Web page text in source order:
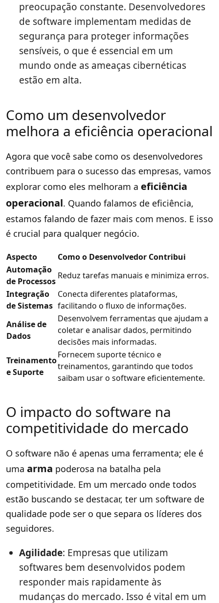
preocupação constante. Desenvolvedores
de software implementam medidas de
segurança para proteger informações
sensíveis, o que é essencial em um
mundo onde as ameaças cibernéticas
estão em alta.
Como um desenvolvedor
melhora a eficiência operacional
Agora que você sabe como os desenvolvedores
contribuem para o sucesso das empresas, vamos
explorar como eles melhoram a eficiência
operacional. Quando falamos de eficiência,
estamos falando de fazer mais com menos. E isso
é crucial para qualquer negócio.
Aspecto
Como o Desenvolvedor Contribui
Automação
de Processos
Reduz tarefas manuais e minimiza erros.
Integração
de Sistemas
Conecta diferentes plataformas,
facilitando o fluxo de informações.
Análise de
Dados
Desenvolvem ferramentas que ajudam a
coletar e analisar dados, permitindo
decisões mais informadas.
Treinamento
e Suporte
Fornecem suporte técnico e
treinamentos, garantindo que todos
saibam usar o software eficientemente.
O impacto do software na
competitividade do mercado
O software não é apenas uma ferramenta; ele é
uma arma poderosa na batalha pela
competitividade. Em um mercado onde todos
estão buscando se destacar, ter um software de
qualidade pode ser o que separa os líderes dos
seguidores.
Agilidade: Empresas que utilizam
softwares bem desenvolvidos podem
responder mais rapidamente às
mudanças do mercado. Isso é vital em um